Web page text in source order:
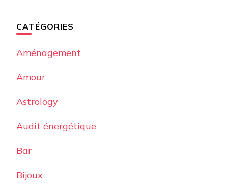
CATÉGORIES
Aménagement
Amour
Astrology
Audit énergétique
Bar
Bijoux